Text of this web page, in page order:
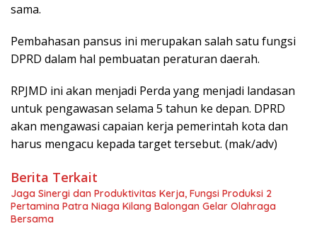
sama.
⁠Pembahasan pansus ini merupakan salah satu fungsi
DPRD dalam hal pembuatan peraturan daerah.
RPJMD ini akan menjadi Perda yang menjadi landasan
untuk pengawasan selama 5 tahun ke depan. DPRD
akan mengawasi capaian kerja pemerintah kota dan
harus mengacu kepada target tersebut. (mak/adv)
Berita Terkait
Jaga Sinergi dan Produktivitas Kerja, Fungsi Produksi 2
Pertamina Patra Niaga Kilang Balongan Gelar Olahraga
Bersama